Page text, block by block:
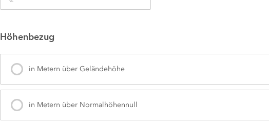
Höhenbezug
in Metern über Geländehöhe
in Metern über Normalhöhennull